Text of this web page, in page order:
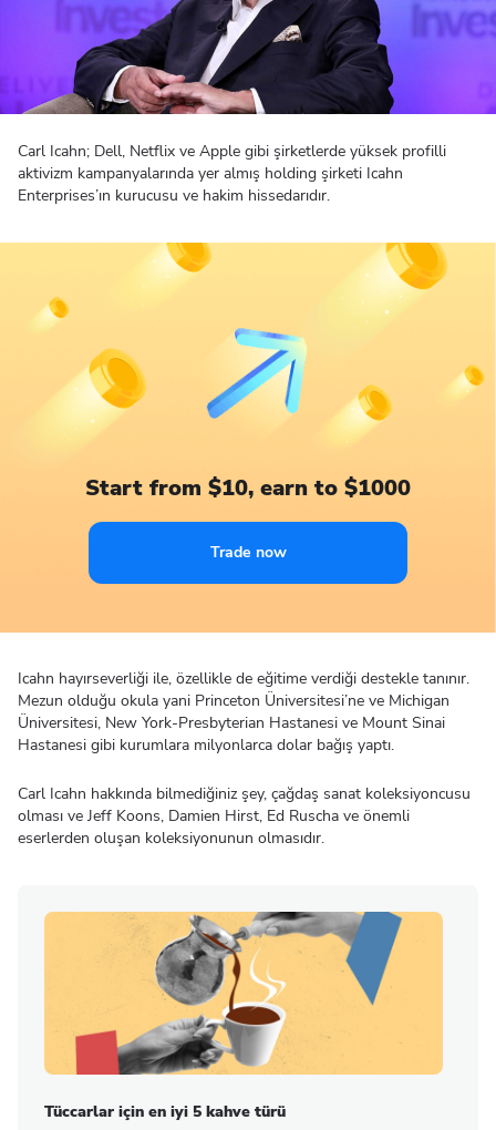
Carl Icahn; Dell, Netflix ve Apple gibi şirketlerde yüksek profilli
aktivizm kampanyalarında yer almış holding şirketi Icahn
Enterprises’ın kurucusu ve hakim hissedarıdır.
Start from $10, earn to $1000
Trade now
Icahn hayırseverliği ile, özellikle de eğitime verdiği destekle tanınır.
Mezun olduğu okula yani Princeton Üniversitesi’ne ve Michigan
Üniversitesi, New York-Presbyterian Hastanesi ve Mount Sinai
Hastanesi gibi kurumlara milyonlarca dolar bağış yaptı.
Carl Icahn hakkında bilmediğiniz şey, çağdaş sanat koleksiyoncusu
olması ve Jeff Koons, Damien Hirst, Ed Ruscha ve önemli
eserlerden oluşan koleksiyonunun olmasıdır.
Tüccarlar için en iyi 5 kahve türü